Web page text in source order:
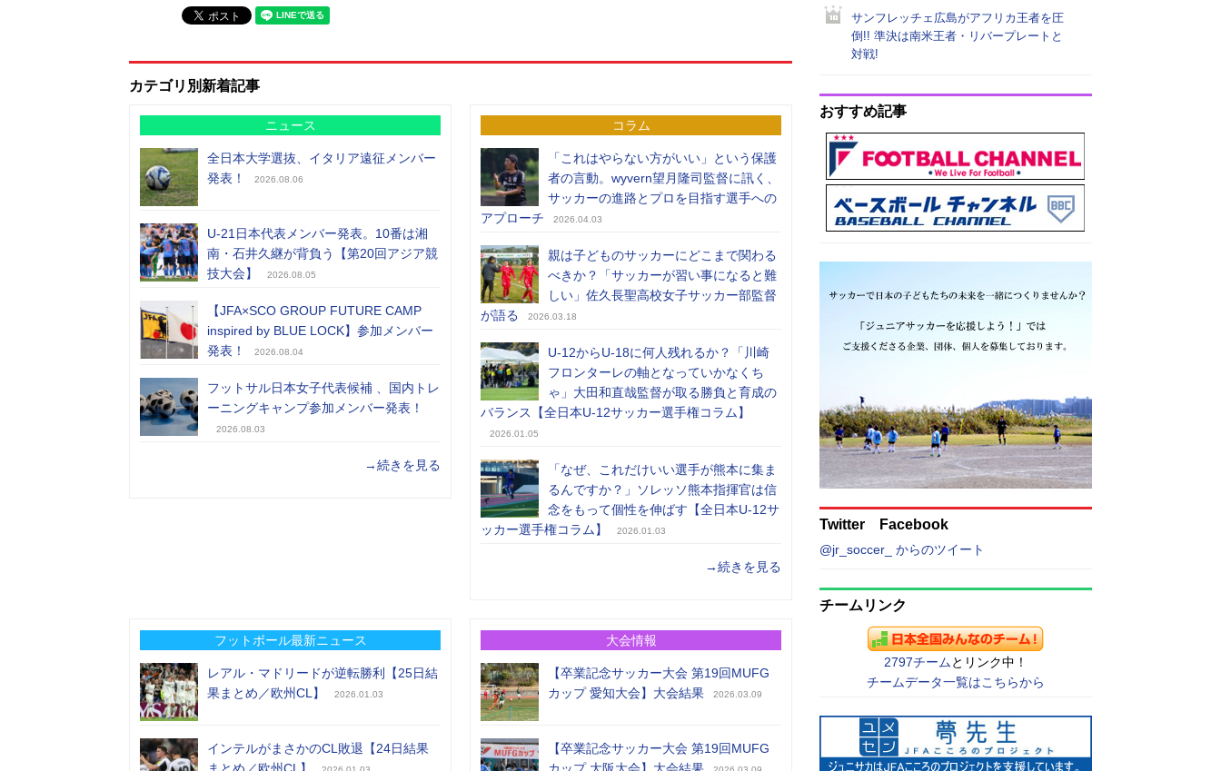
カテゴリ別新着記事
ニュース
全日本大学選抜、イタリア遠征メンバー
発表！
2026.08.06
U-21日本代表メンバー発表。10番は湘
南・石井久継が背負う【第20回アジア競
技大会】
2026.08.05
【JFA×SCO GROUP FUTURE CAMP
inspired by BLUE LOCK】参加メンバー
発表！
2026.08.04
フットサル日本女子代表候補 、国内トレ
ーニングキャンプ参加メンバー発表！
2026.08.03
→続きを見る
コラム
「これはやらない方がいい」という保護
者の言動。wyvern望月隆司監督に訊く、
サッカーの進路とプロを目指す選手への
アプローチ
2026.04.03
親は子どものサッカーにどこまで関わる
べきか？「サッカーが習い事になると難
しい」佐久長聖高校女子サッカー部監督
が語る
2026.03.18
U-12からU-18に何人残れるか？「川崎
フロンターレの軸となっていかなくち
ゃ」大田和直哉監督が取る勝負と育成の
バランス【全日本U-12サッカー選手権コラム】
2026.01.05
「なぜ、これだけいい選手が熊本に集ま
るんですか？」ソレッソ熊本指揮官は信
念をもって個性を伸ばす【全日本U-12サ
ッカー選手権コラム】
2026.01.03
→続きを見る
フットボール最新ニュース
レアル・マドリードが逆転勝利【25日結
果まとめ／欧州CL】
2026.01.03
インテルがまさかのCL敗退【24日結果
まとめ／欧州CL】
大会情報
【卒業記念サッカー大会 第19回MUFG
カップ 愛知大会】大会結果
2026.03.09
【卒業記念サッカー大会 第19回MUFG
カップ 大阪大会】大会結果
サンフレッチェ広島がアフリカ王者を圧
倒!! 準決は南米王者・リバープレートと
対戦!
おすすめ記事
Twitter Facebook
@jr_soccer_ からのツイート
チームリンク
2797チーム とリンク中！
チームデータ一覧はこちらから